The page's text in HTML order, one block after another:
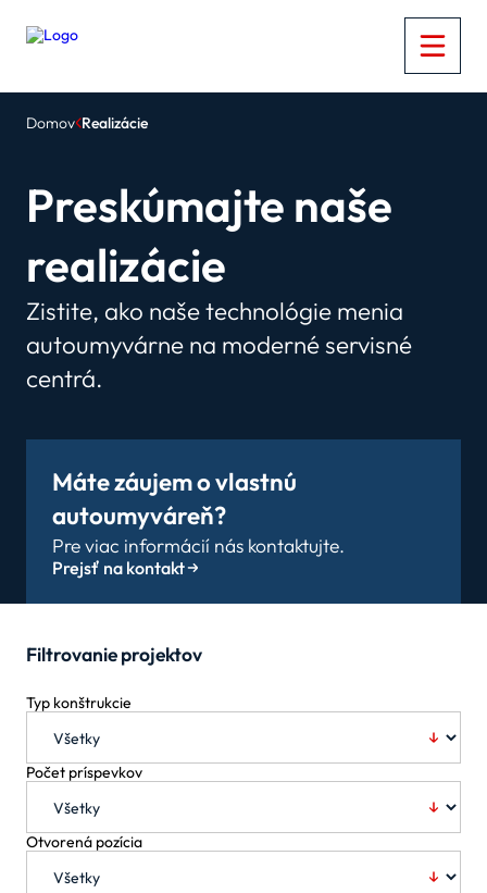
Domov Realizácie
Preskúmajte naše
realizácie
Zistite, ako naše technológie menia
autoumyvárne na moderné servisné
centrá.
Máte záujem o vlastnú
autoumyváreň?
Pre viac informácií nás kontaktujte.
Prejsť na kontakt
Filtrovanie projektov
Typ konštrukcie
Počet príspevkov
Otvorená pozícia